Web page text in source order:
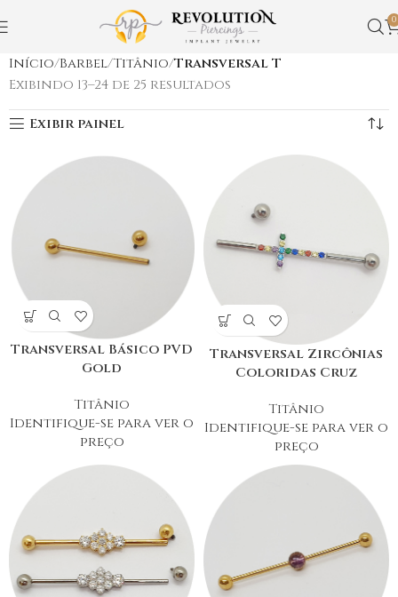
0
Início Barbel Titânio Transversal T
Exibindo 13–24 de 25 resultados
Exibir painel
Transversal Básico PVD
Gold
Titânio
Identifique-se para ver o
preço
Transversal Zircônias
Coloridas Cruz
Titânio
Identifique-se para ver o
preço